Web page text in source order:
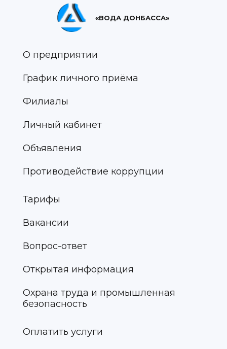
«ВОДА ДОНБАССА»
О предприятии
График личного приёма
Филиалы
Личный кабинет
Объявления
Противодействие коррупции
Тарифы
Вакансии
Вопрос-ответ
Открытая информация
Охрана труда и промышленная
безопасность
Оплатить услуги